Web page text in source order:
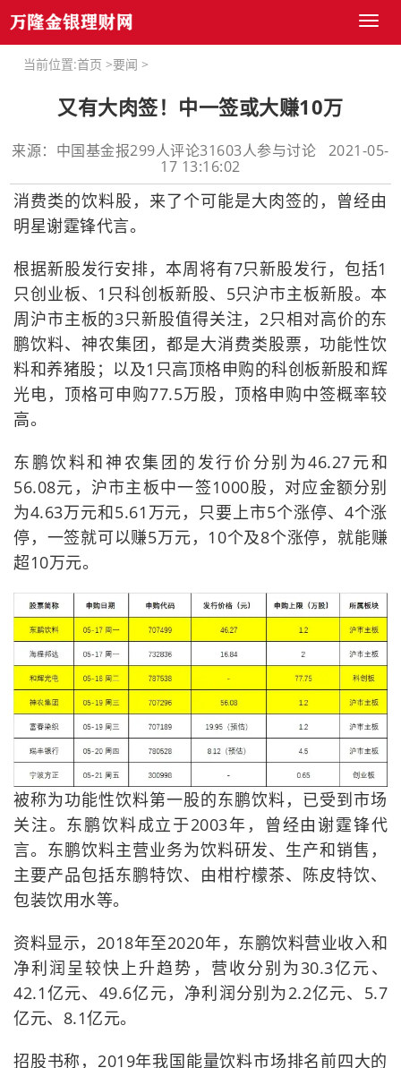
Toggle
当前位置:首页 >要闻 >
又有大肉签！中一签或大赚10万
来源：中国基金报299人评论31603人参与讨论 2021-05-
17 13:16:02
消费类的饮料股，来了个可能是大肉签的，曾经由
明星谢霆锋代言。
根据新股发行安排，本周将有7只新股发行，包括1
只创业板、1只科创板新股、5只沪市主板新股。本
周沪市主板的3只新股值得关注，2只相对高价的东
鹏饮料、神农集团，都是大消费类股票，功能性饮
料和养猪股；以及1只高顶格申购的科创板新股和辉
光电，顶格可申购77.5万股，顶格申购中签概率较
高。
东鹏饮料和神农集团的发行价分别为46.27元和
56.08元，沪市主板中一签1000股，对应金额分别
为4.63万元和5.61万元，只要上市5个涨停、4个涨
停，一签就可以赚5万元，10个及8个涨停，就能赚
超10万元。
被称为功能性饮料第一股的东鹏饮料，已受到市场
关注。东鹏饮料成立于2003年，曾经由谢霆锋代
言。东鹏饮料主营业务为饮料研发、生产和销售，
主要产品包括东鹏特饮、由柑柠檬茶、陈皮特饮、
包装饮用水等。
资料显示，2018年至2020年，东鹏饮料营业收入和
净利润呈较快上升趋势，营收分别为30.3亿元、
42.1亿元、49.6亿元，净利润分别为2.2亿元、5.7
亿元、8.1亿元。
招股书称，2019年我国能量饮料市场排名前四大的